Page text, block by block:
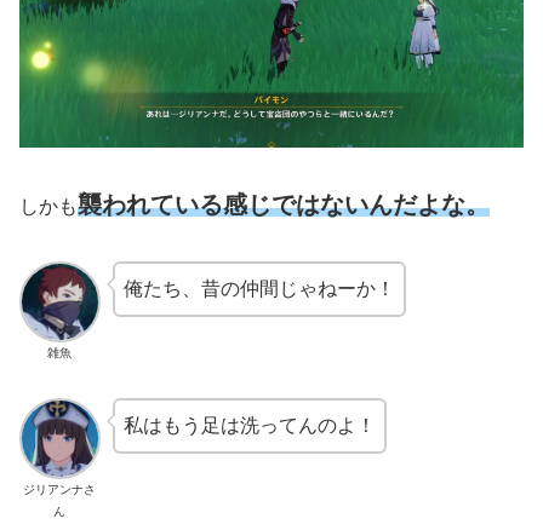
しかも襲われている感じではないんだよな。
雑魚
俺たち、昔の仲間じゃねーか！
ジリアンナさ
ん
私はもう足は洗ってんのよ！